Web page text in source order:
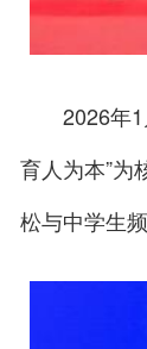
2026年1月
育人为本”为
松与中学生